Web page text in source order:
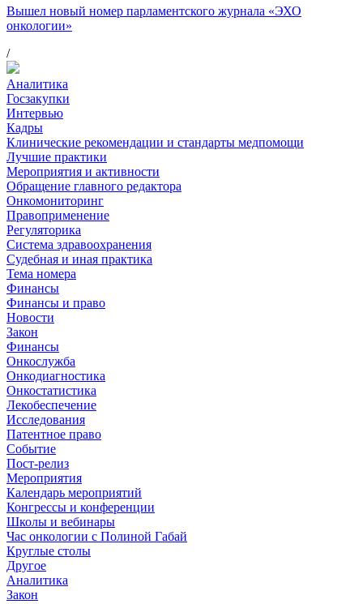
Вышел новый номер парламентского журнала «ЭХО
онкологии»
/
Аналитика
Госзакупки
Интервью
Кадры
Клинические рекомендации и стандарты медпомощи
Лучшие практики
Мероприятия и активности
Обращение главного редактора
Онкомониторинг
Правоприменение
Регуляторика
Система здравоохранения
Судебная и иная практика
Тема номера
Финансы
Финансы и право
Новости
Закон
Финансы
Онкослужба
Онкодиагностика
Онкостатистика
Лекобеспечение
Исследования
Патентное право
Событие
Пост-релиз
Мероприятия
Календарь мероприятий
Конгрессы и конференции
Школы и вебинары
Час онкологии с Полиной Габай
Круглые столы
Другое
Аналитика
Закон